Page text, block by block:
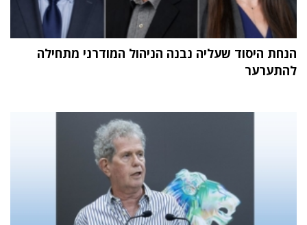
הנחת היסוד שעליה נבנה הניהול המודרני מתחילה
להתערער